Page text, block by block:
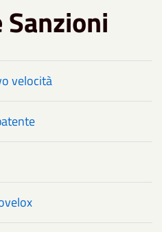
velocità